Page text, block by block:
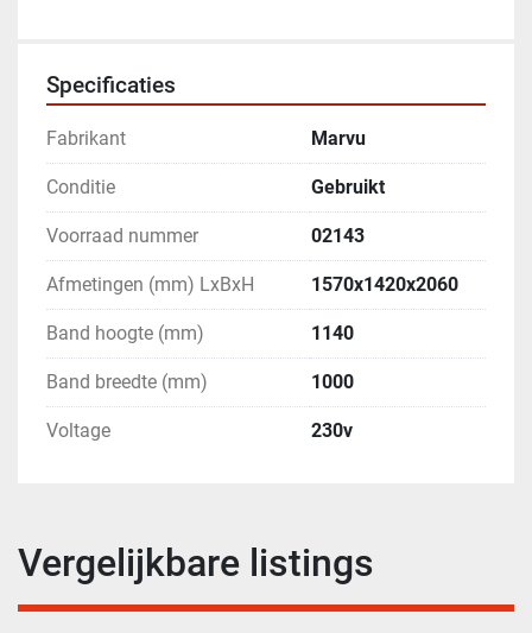
Specificaties
Fabrikant Marvu
Conditie Gebruikt
Voorraad nummer 02143
Afmetingen (mm) LxBxH 1570x1420x2060
Band hoogte (mm) 1140
Band breedte (mm) 1000
Voltage 230v
Vergelijkbare listings